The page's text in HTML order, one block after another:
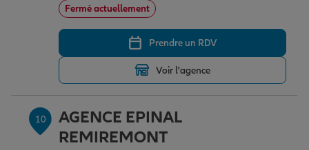
Fermé actuellement
Prendre un RDV
Voir l'agence
10
AGENCE EPINAL
REMIREMONT